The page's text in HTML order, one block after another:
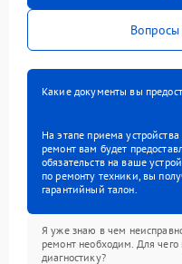
Какие документы вы
На этапе приема
ремонт вам будет
обязательств на ваше
по ремонту техники, вы
гарантийный талон.
Я уже знаю в чем
ремонт необходим. Для чего
диагностику?